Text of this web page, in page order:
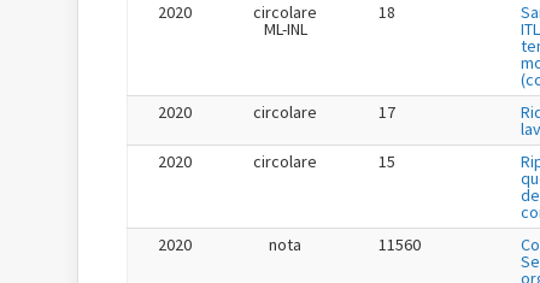
2020
circolare
ML-INL
18
2020
circolare 17
2020
circolare 15
2020
nota 11560